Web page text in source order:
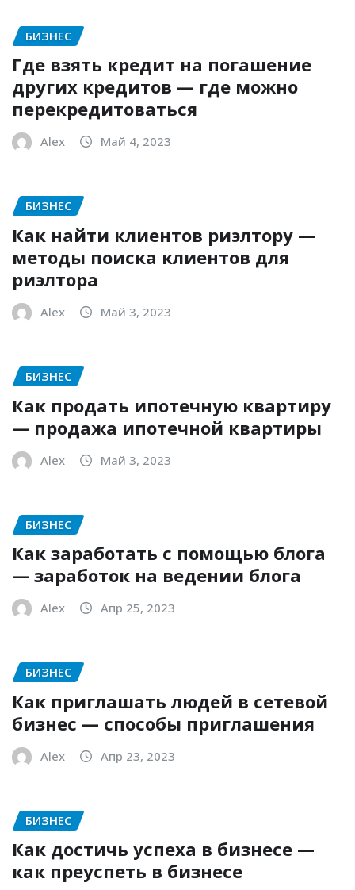
БИЗНЕС
Где взять кредит на погашение
других кредитов — где можно
перекредитоваться
Alex Май 4, 2023
БИЗНЕС
Как найти клиентов риэлтору —
методы поиска клиентов для
риэлтора
Alex Май 3, 2023
БИЗНЕС
Как продать ипотечную квартиру
— продажа ипотечной квартиры
Alex Май 3, 2023
БИЗНЕС
Как заработать с помощью блога
— заработок на ведении блога
Alex Апр 25, 2023
БИЗНЕС
Как приглашать людей в сетевой
бизнес — способы приглашения
Alex Апр 23, 2023
БИЗНЕС
Как достичь успеха в бизнесе —
как преуспеть в бизнесе